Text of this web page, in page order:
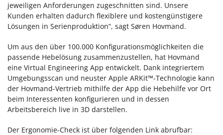
jeweiligen Anforderungen zugeschnitten sind. Unsere
Kunden erhalten dadurch flexiblere und kostengünstigere
Lösungen in Serienproduktion“, sagt Søren Hovmand.
Um aus den über 100.000 Konfigurationsmöglichkeiten die
passende Hebelösung zusammenzustellen, hat Hovmand
eine Virtual Engineering App entwickelt. Dank integriertem
Umgebungsscan und neuster Apple ARKit™-Technologie kann
der Hovmand-Vertrieb mithilfe der App die Hebehilfe vor Ort
beim Interessenten konfigurieren und in dessen
Arbeitsbereich live in 3D darstellen.
Der Ergonomie-Check ist über folgenden Link abrufbar: